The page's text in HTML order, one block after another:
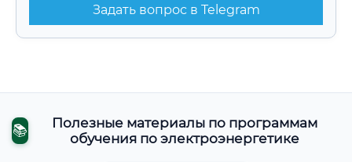
Задать вопрос в Telegram
📚
Полезные материалы по программам
обучения по электроэнергетике